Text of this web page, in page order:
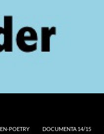
POETRY DOCUMENTA 14/15